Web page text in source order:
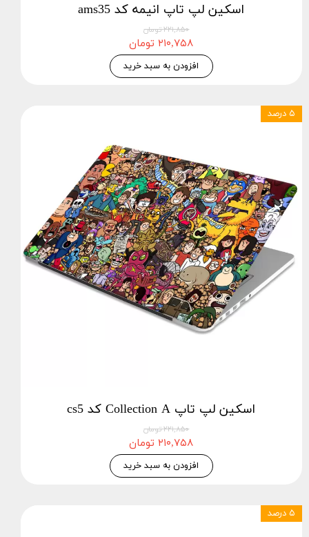
اسکین لپ تاپ انیمه کد ams35
۲۲۱,۸۵۰ تومان
۲۱۰,۷۵۸ تومان
افزودن به سبد خرید
اسکین لپ تاپ Collection A کد cs5
۲۲۱,۸۵۰ تومان
۲۱۰,۷۵۸ تومان
افزودن به سبد خرید
۵ درصد
۵ درصد